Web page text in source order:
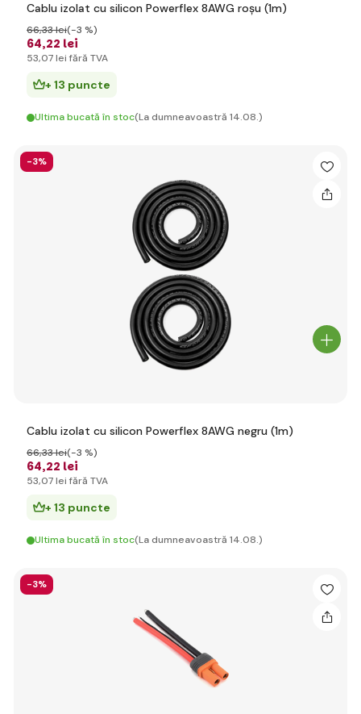
Cablu izolat cu silicon Powerflex 8AWG roșu (1m)
64,22 lei
66,33 lei(-3 %)
53,07 lei fără TVA
+ 13 puncte
Ultima bucată în stoc(La dumneavoastră 14.08.)
-3%
Cablu izolat cu silicon Powerflex 8AWG negru (1m)
64,22 lei
66,33 lei(-3 %)
53,07 lei fără TVA
+ 13 puncte
Ultima bucată în stoc(La dumneavoastră 14.08.)
-3%